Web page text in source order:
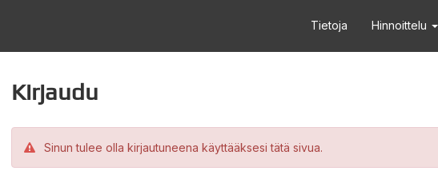
Tietoja Hinnoittelu
Kirjaudu
Sinun tulee olla kirjautuneena käyttääksesi tätä sivua.